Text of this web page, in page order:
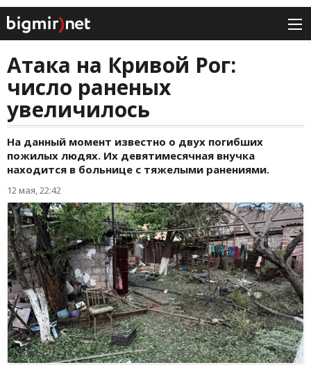
Атака на Кривой Рог:
число раненых
увеличилось
На данный момент известно о двух погибших
пожилых людях. Их девятимесячная внучка
находится в больнице с тяжелыми ранениями.
12 мая, 22:42